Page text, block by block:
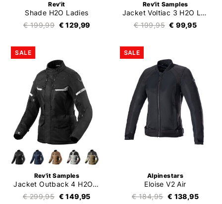
Rev'it
Shade H2O Ladies
€ 199,99 € 129,99
Rev'it Samples
Jacket Voltiac 3 H2O Ladies
€ 199,95 € 99,95
SALE
Rev'it Samples
Jacket Outback 4 H2O Ladies
€ 299,95 € 149,95
SALE
Alpinestars
Eloise V2 Air
€ 184,95 € 138,95